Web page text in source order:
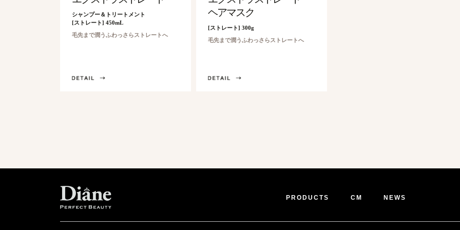
シャンプー＆トリートメント
[ストレート] 450mL
毛先まで潤うふわっさらストレートへ
ヘアマスク
[ストレート] 300g
毛先まで潤うふわっさらストレートへ
PRODUCTS CM NEWS